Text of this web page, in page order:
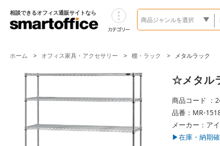
相談できるオフィス通販サイトなら
ホーム オフィス家具・アクセサリー 棚・ラック メタルラック
☆メタル
商品コード ：
品番：MR-
メーカー：ア
▶在庫・納期